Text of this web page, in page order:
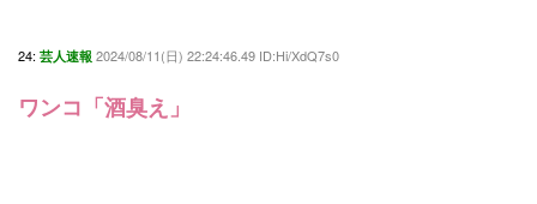
24: 芸人速報 2024/08/11(日) 22:24:46.49 ID:Hi/XdQ7s0
ワンコ「酒臭え」